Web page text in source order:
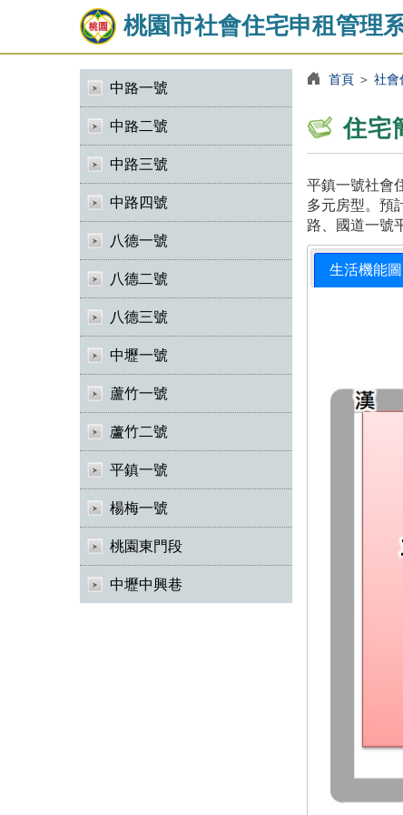
桃園市社會住宅申租管理
中路一號
中路二號
中路三號
中路四號
八德一號
八德二號
八德三號
中壢一號
蘆竹一號
蘆竹二號
平鎮一號
楊梅一號
桃園東門段
中壢中興巷
首頁＞ 社會
住宅
平鎮一號社會
多元房型。預
路、國道一號
生活機能圖